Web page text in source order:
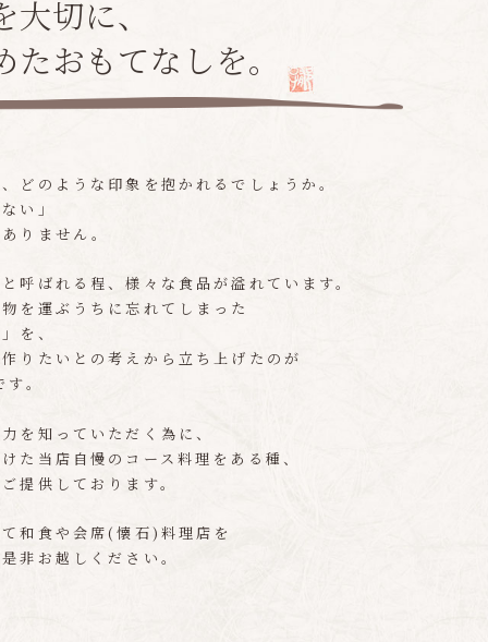
切に、
おもてなしを。
どのような印象を抱かれるでしょうか。
い」
りません。
呼ばれる程、様々な食品が溢れています。
を運ぶうちに忘れてしまった
を、
りたいとの考えから立ち上げたのが
。
を知っていただく為に、
た当店自慢のコース料理をある種、
提供しております。
和食や会席(懐石)料理店を
非お越しください。